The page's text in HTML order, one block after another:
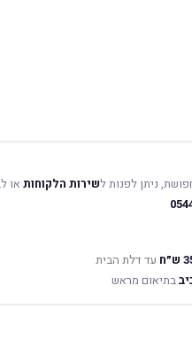
ניתן לפנות לשירות הלקוחותאו
עד דלת הבית
בתיאום מראש